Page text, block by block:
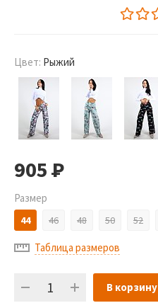
Цвет: Рыжий
905Р
Размер
44 46 48 50 52
Таблица размеров
В корзину